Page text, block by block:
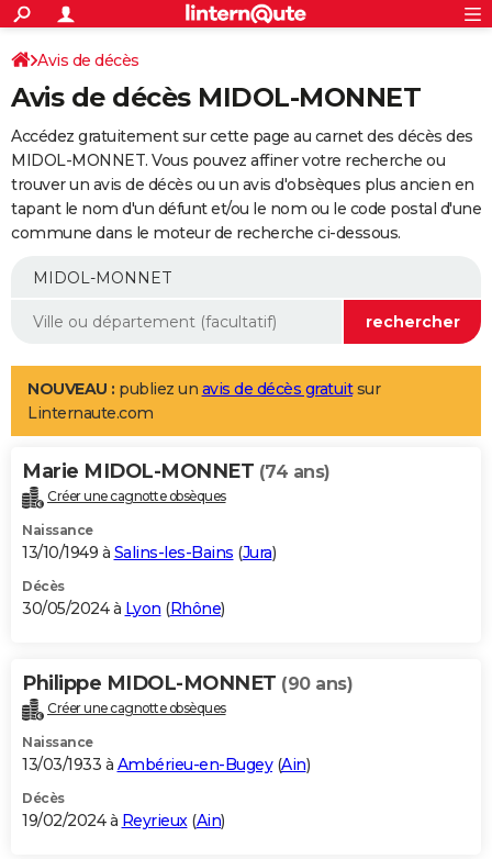
ACTUALITÉS
Politique
Société
Faits Divers
Education
Monde
Villes
+
SPORT
Coupe du monde 2026
Football
Tennis
Cyclisme
Rugby
Forum
Programme TV
TNT
Streaming
Cinéma
Sorties cinéma
Musique
+
FINANCE
Retraite
Epargne
Immobilier
Risques naturels par ville
Assurance
AUTO
Essais
Réserver un essai
Citadines
Berlines
SUV
Forum auto
+
Mobiles
Meilleur smartphone
Internet
Ordinateurs
Jeux vidéo
Guide high-tech
Aménagement intérieur
LIFESTYLE
Art de vivre
Bien-être
Loisirs
Mode
Modes de vie
Alimentation
Guide de la santé
Maladies
Médicaments
Sommeil
VOYAGE
Destinations
City break
Voyage nature
Voyage de noces
Forum
Climat
+PHOTO
GUIDES D'ACHAT
BONS PLANS
Carte de Noël
Carte Bonne année
Carte Saint-Valentin
Carte Pâques
Carte d'anniversaire
DICTIONNAIRE
Dictionnaire
Biographies
Citations
Expressions
Proverbes
PROGRAMME TV
S'inscrire
Se connecter
Lycées
Collèges
Primaires
Universités
Entreprises
Service militaire
Avis de recherche
AVIS DE DÉCÈS
Avis de décès
Avis de décès MIDOL-MONNET
Accédez gratuitement sur cette page au carnet des décès des
MIDOL-MONNET. Vous pouvez affiner votre recherche ou
trouver un avis de décès ou un avis d'obsèques plus ancien en
tapant le nom d'un défunt et/ou le nom ou le code postal d'une
commune dans le moteur de recherche ci-dessous.
NOUVEAU : publiez un avis de décès gratuitsur
Linternaute.com
Marie MIDOL-MONNET (74 ans)
Créer une cagnotte obsèques
Naissance
13/10/1949 à Salins-les-Bains (Jura)
Décès
30/05/2024 à Lyon (Rhône)
Philippe MIDOL-MONNET (90 ans)
Créer une cagnotte obsèques
Naissance
13/03/1933 à Ambérieu-en-Bugey(Ain)
Décès
19/02/2024 à Reyrieux(Ain)